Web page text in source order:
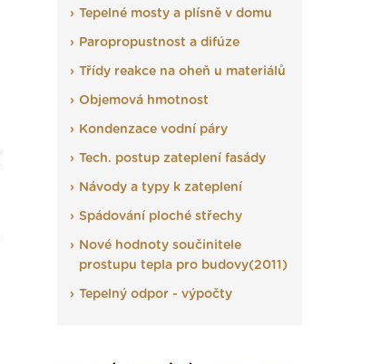
Tepelné mosty a plísně v domu
Paropropustnost a difúze
Třídy reakce na oheň u materiálů
Objemová hmotnost
Kondenzace vodní páry
Tech. postup zateplení fasády
Návody a typy k zateplení
Spádování ploché střechy
Nové hodnoty součinitele
prostupu tepla pro budovy(2011)
Tepelný odpor - výpočty